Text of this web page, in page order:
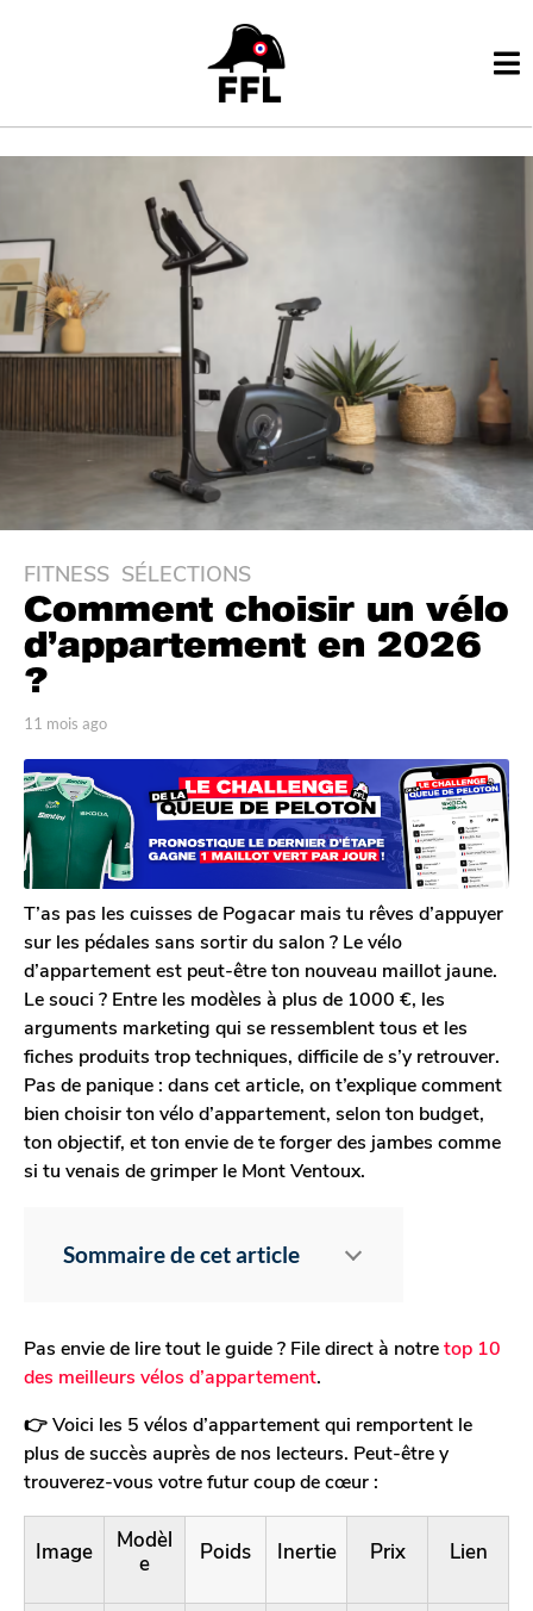
1
1
m
o
s
g
o
7
m
o
i
s
a
g
o
FITNESS ,SÉLECTIONS
Comment choisir un vélo
d’appartement en 2026
?
p
r
P
a
u
l
D
u
e
l
11 mois ago
i
s
a
g
o
T’as pas les cuisses de Pogacar mais tu rêves d’appuyer
sur les pédales sans sortir du salon ? Le vélo
d’appartement est peut-être ton nouveau maillot jaune.
Le souci ? Entre les modèles à plus de 1000 €, les
arguments marketing qui se ressemblent tous et les
fiches produits trop techniques, difficile de s’y retrouver.
Pas de panique : dans cet article, on t’explique comment
bien choisir ton vélo d’appartement, selon ton budget,
ton objectif, et ton envie de te forger des jambes comme
si tu venais de grimper le Mont Ventoux.
Sommaire de cet article
Pas envie de lire tout le guide ? File direct à notretop 10
des meilleurs vélos d’appartement.
👉 Voici les 5 vélos d’appartement qui remportent le
plus de succès auprès de nos lecteurs. Peut-être y
trouverez-vous votre futur coup de cœur :
Image
Modèl
e
Poids Inertie Prix Lien